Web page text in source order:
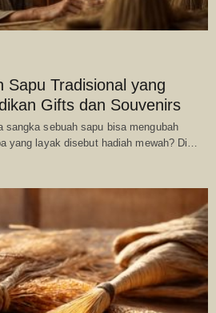
Sapu Tradisional yang
Gifts dan Souvenirs
sangka sebuah sapu bisa mengubah
yang layak disebut hadiah mewah? Di…